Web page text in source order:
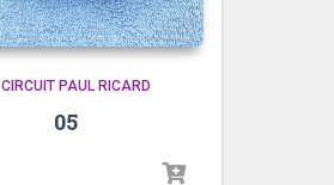
CIRCUIT PAUL RICARD
05